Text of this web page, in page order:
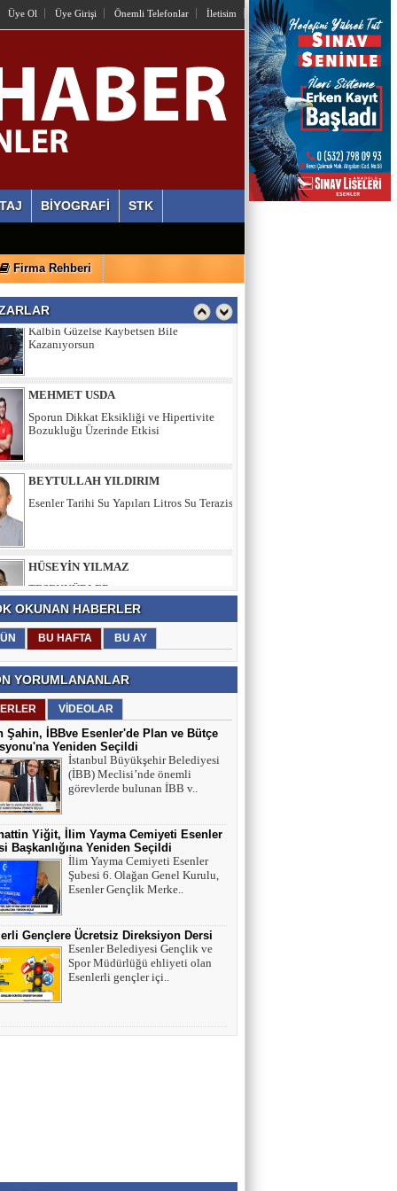
Üye Ol Üye Girişi Önemli Telefonlar İletisim
BİYOGRAFİ STK
Firma Rehberi
İstiyorlar Ki Unutalım!
AYLİN ALVEREN ÖZEN
SEN SACA GEL YETER
Ahlaki Yozlaşma Platformları
HASAN AKSOY
Kalbin Güzelse Kaybetsen Bile
MEHMET USDA
Bozukluğu Üzerinde Etkisi
BEYTULLAH YILDIRIM
İstanbul Sözleşmesi değil, 'Veda Hutbesi!
AYŞE GÜL ÖZER
Aklın Sustuğu Yerde, “Ş İ D D E T”
Konuşur!
MUSTAFA KARACA
HAYVAN HAKLARI
AV. SEDAT İLBEGİ
YENİ PARTİ (Seçilmişlerin Mahvına,
Statükonun Devamına…)
HAMZA BALCI
"DİRİ DİRİ TOPRAĞA GÖMÜLEN
KIZA,HANGİ GÜNAHTAN ÖTÜRÜ
ÖLDÜRÜLDÜĞÜ SORULDUĞU
ZAMAN..." (TEKVİR, 8-9)
Uğur Çoban
OKUNAN HABERLER
BU HAFTA BU AY
YORUMLANANLAR
VİDEOLAR
Şahin, İBBve Esenler'de Plan ve Bütçe
Yeniden Seçildi
İstanbul Büyükşehir Belediyesi
(İBB) Meclisi’nde önemli
görevlerde bulunan İBB v..
Yiğit, İlim Yayma Cemiyeti Esenler
Başkanlığına Yeniden Seçildi
İlim Yayma Cemiyeti Esenler
Şubesi 6. Olağan Genel Kurulu,
Esenler Gençlik Merke..
Gençlere Ücretsiz Direksiyon Dersi
Esenler Belediyesi Gençlik ve
Spor Müdürlüğü ehliyeti olan
Esenlerli gençler içi..